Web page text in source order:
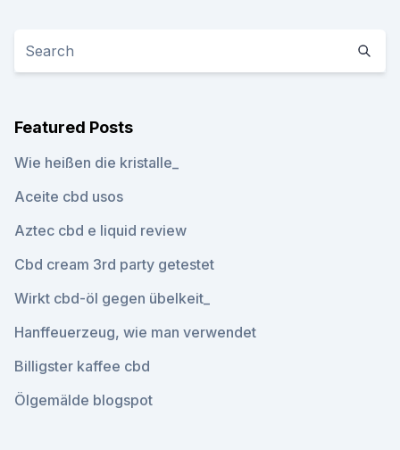
Featured Posts
Wie heißen die kristalle_
Aceite cbd usos
Aztec cbd e liquid review
Cbd cream 3rd party getestet
Wirkt cbd-öl gegen übelkeit_
Hanffeuerzeug, wie man verwendet
Billigster kaffee cbd
Ölgemälde blogspot